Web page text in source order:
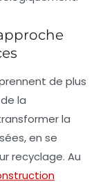
de plus
la
la
en se
recyclage. Au